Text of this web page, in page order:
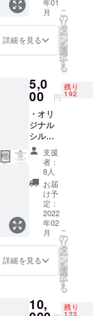
フロン
トの左
胸には
ビール
要な
マーク
ていま
す。シ
ルクス
クリー
ンTシャ
ツで手
摺りで
１つ１
つ仕上
げま
す！ ボ
ディは
Athle ボ
ディカ
ト 素
キャン
プファ
イヤー
限定 伊
ラボの
CAMPa
i HAZY
と
Repubr
ewのデ
ザイン
が表と
裏に
入った
コラボ
パイン
トグラ
ス！！
キャン
プファ
イヤー
Sessio
月
詳細を見る
こ
の
リ
タ
ー
ン
を
選
択
す
る
5,0
00 円
残り
192
・オリ
ジナル
シルク
スク
リーン
ポス
ター ・
ウェブ
サイト
にお名
前を記
載（無
記名
可）
キャン
プファ
限定!
B3サイ
支援
者：
8人
お届
け予
定：
2022
年02
月
詳細を見る
こ
の
リ
タ
ー
ン
を
選
択
す
る
10, 残り
123